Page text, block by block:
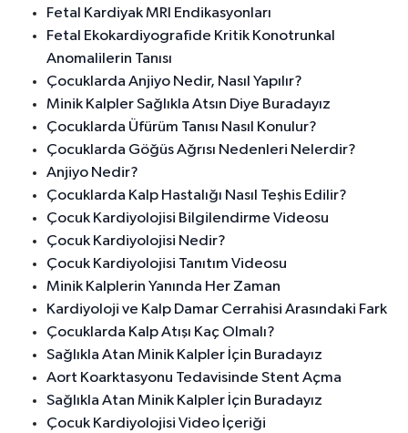
Fetal Kardiyak MRI Endikasyonları
Fetal Ekokardiyografide Kritik Konotrunkal
Anomalilerin Tanısı
Çocuklarda Anjiyo Nedir, Nasıl Yapılır?
Minik Kalpler Sağlıkla Atsın Diye Buradayız
Çocuklarda Üfürüm Tanısı Nasıl Konulur?
Çocuklarda Göğüs Ağrısı Nedenleri Nelerdir?
Anjiyo Nedir?
Çocuklarda Kalp Hastalığı Nasıl Teşhis Edilir?
Çocuk Kardiyolojisi Bilgilendirme Videosu
Çocuk Kardiyolojisi Nedir?
Çocuk Kardiyolojisi Tanıtım Videosu
Minik Kalplerin Yanında Her Zaman
Kardiyoloji ve Kalp Damar Cerrahisi Arasındaki Fark
Çocuklarda Kalp Atışı Kaç Olmalı?
Sağlıkla Atan Minik Kalpler İçin Buradayız
Aort Koarktasyonu Tedavisinde Stent Açma
Sağlıkla Atan Minik Kalpler İçin Buradayız
Çocuk Kardiyolojisi Video İçeriği